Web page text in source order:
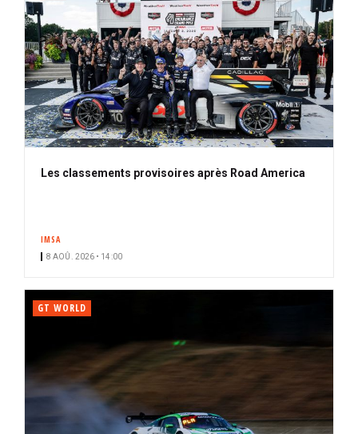
Les classements provisoires après Road America
IMSA
8 AOÛ. 2026 • 14:00
GT WORLD